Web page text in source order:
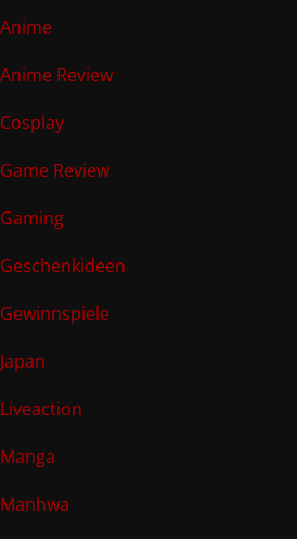
Anime
Anime Review
Cosplay
Game Review
Gaming
Geschenkideen
Gewinnspiele
Japan
Liveaction
Manga
Manhwa